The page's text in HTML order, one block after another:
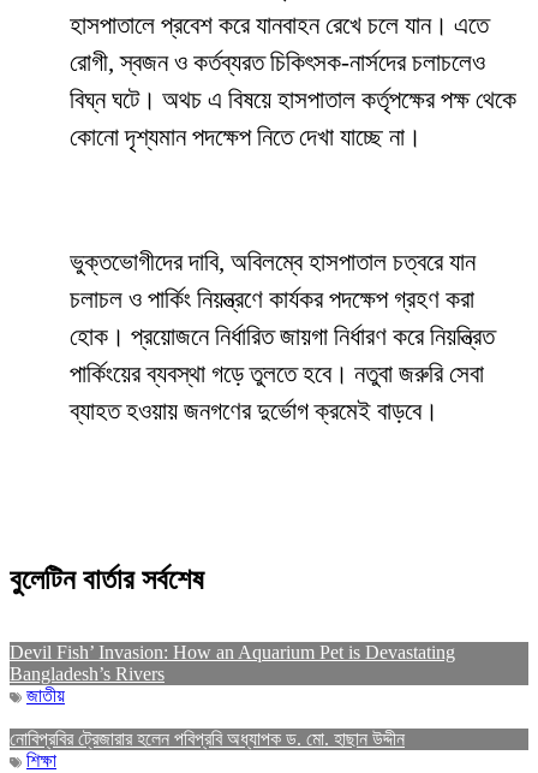
হাসপাতালে প্রবেশ করে যানবাহন রেখে চলে যান। এতে
রোগী, স্বজন ও কর্তব্যরত চিকিৎসক-নার্সদের চলাচলেও
বিঘ্ন ঘটে। অথচ এ বিষয়ে হাসপাতাল কর্তৃপক্ষের পক্ষ থেকে
কোনো দৃশ্যমান পদক্ষেপ নিতে দেখা যাচ্ছে না।
ভুক্তভোগীদের দাবি, অবিলম্বে হাসপাতাল চত্বরে যান
চলাচল ও পার্কিং নিয়ন্ত্রণে কার্যকর পদক্ষেপ গ্রহণ করা
হোক। প্রয়োজনে নির্ধারিত জায়গা নির্ধারণ করে নিয়ন্ত্রিত
পার্কিংয়ের ব্যবস্থা গড়ে তুলতে হবে। নতুবা জরুরি সেবা
ব্যাহত হওয়ায় জনগণের দুর্ভোগ ক্রমেই বাড়বে।
বুলেটিন বার্তার সর্বশেষ
Devil Fish’ Invasion: How an Aquarium Pet is Devastating
Bangladesh’s Rivers
জাতীয়
নোবিপ্রবির ট্রেজারার হলেন পবিপ্রবি অধ্যাপক ড. মো. হাছান উদ্দীন
শিক্ষা